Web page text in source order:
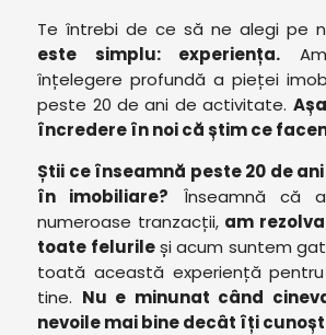
Te întrebi de ce să ne alegi pe
este simplu: experiența.
înțelegere profundă a pieței
peste 20 de ani de activitate.
încredere în noi că știm ce
Știi ce înseamnă peste 20 de
în imobiliare? Înseamnă că
numeroase tranzacții, am
toate felurileși acum suntem
toată această experiență
tine. Nu e minunat când
nevoile mai bine decât îți